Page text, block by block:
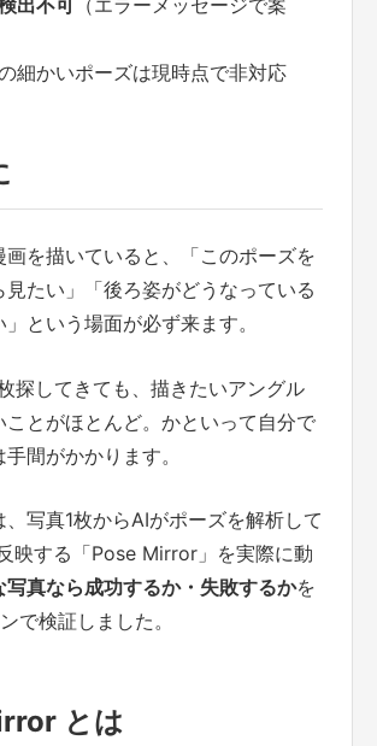
出不可 （エラーメッセージで案
細かいポーズは現時点で非対応
画を描いていると、「このポーズを
見たい」「後ろ姿がどうなっている
という場面が必ず来ます。
探してきても、描きたいアングル
ことがほとんど。かといって自分で
間がかかります。
、写真1枚からAIがポーズを解析して
映する「Pose Mirror」を実際に動
写真なら成功するか・失敗するかを
で検証しました。
とは